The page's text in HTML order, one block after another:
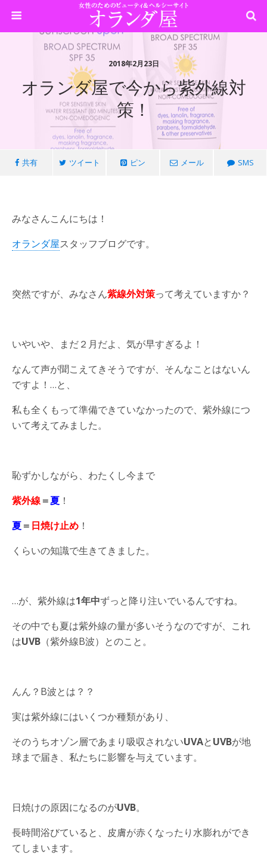
2018年2月23日
オランダ屋で今から紫外線対
策！
共有 ツイート ピン メール SMS
みなさんこんにちは！
オランダ屋スタッフブログです。
突然ですが、みなさん紫線外対策って考えていますか？
いやいや、まだ２月だよ、気が早すぎるよ！
なんて声が聞こえてきそうですが、そんなことはないん
ですよ！…と、
私も全くもって準備できていなかったので、紫外線につ
いて考えてみました。
恥ずかしながら、わたくし今まで
紫外線＝夏 ！
夏＝ 日焼け止め ！
くらいの知識で生きてきました。
…が、紫外線は1年中ずっと降り注いでいるんですね。
その中でも夏は紫外線の量が多いそうなのですが、これ
はUVB （紫外線B波）とのこと。
んん？B波とは？？
実は紫外線にはいくつか種類があり、
そのうちオゾン層であまり吸収されないUVAとUVBが地
球まで届き、私たちに影響を与えています。
日焼けの原因になるのがUVB。
長時間浴びていると、皮膚が赤くなったり水膨れができ
てしまいます。